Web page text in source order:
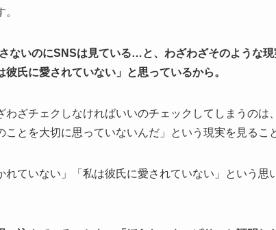
ないのにSNSは見ている…と、わざわざそのような
彼氏に愛されていない」と思っているから。
わざチェクしなければいいのチェックしてしまうのは
ことを大切に思っていないんだ」という現実を見るこ
れていない」「私は彼氏に愛されていない」という